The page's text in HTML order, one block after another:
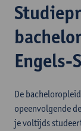
Engels-
De
opeenvolgende
je voltijds